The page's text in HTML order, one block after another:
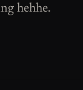
hehhe.